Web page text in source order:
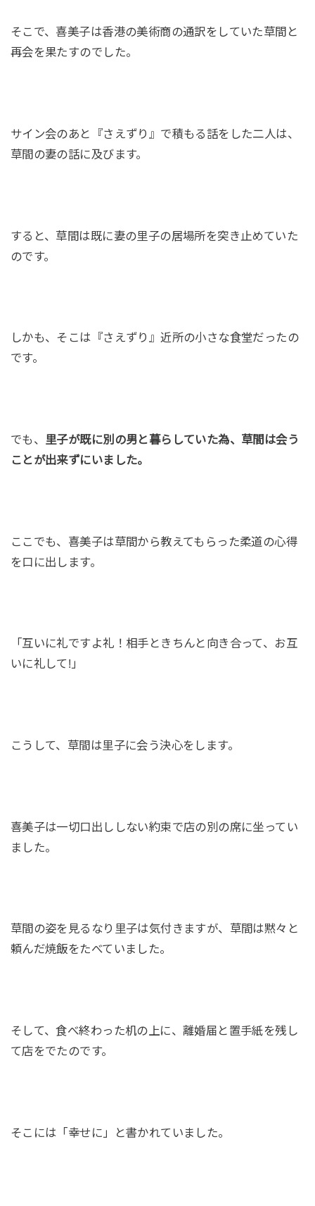
そこで、喜美子は香港の美術商の通訳をしていた草間と
再会を果たすのでした。
サイン会のあと『さえずり』で積もる話をした二人は、
草間の妻の話に及びます。
すると、草間は既に妻の里子の居場所を突き止めていた
のです。
しかも、そこは『さえずり』近所の小さな食堂だったの
です。
でも、
里子が既に別の男と暮らしていた為、草間は会う
ことが出来ずにいました。
ここでも、喜美子は草間から教えてもらった柔道の心得
を口に出します。
「互いに礼ですよ礼！相手ときちんと向き合って、お互
いに礼して!」
こうして、草間は里子に会う決心をします。
喜美子は一切口出ししない約束で店の別の席に坐ってい
ました。
草間の姿を見るなり里子は気付きますが、草間は黙々と
頼んだ焼飯をたべていました。
そして、食べ終わった机の上に、離婚届と置手紙を残し
て店をでたのです。
そこには「幸せに」と書かれていました。